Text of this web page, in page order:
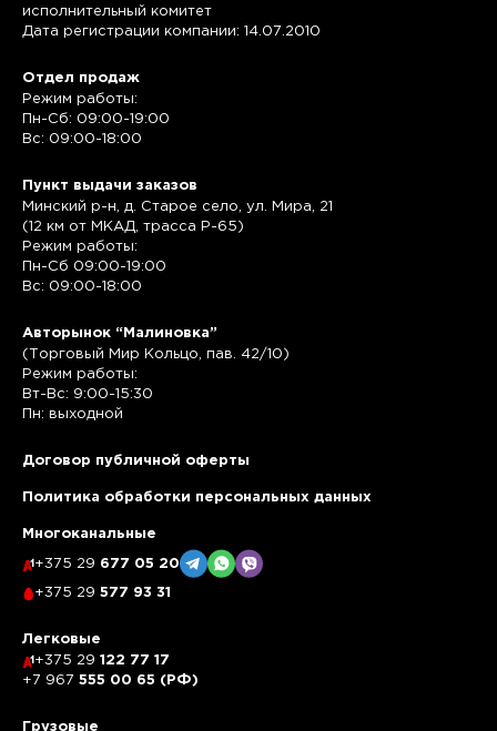
исполнительный комитет
Дата регистрации компании: 14.07.2010
Отдел продаж
Режим работы:
Пн-Сб: 09:00-19:00
Вс: 09:00-18:00
Пункт выдачи заказов
Минский р-н, д. Старое село, ул. Мира, 21
(12 км от МКАД, трасса P-65)
Режим работы:
Пн-Сб 09:00-19:00
Вс: 09:00-18:00
Авторынок “Малиновка”
(Торговый Мир Кольцо, пав. 42/10)
Режим работы:
Вт-Вс: 9:00-15:30
Пн: выходной
Договор публичной оферты
Политика обработки персональных данных
Многоканальные
+375 29 677 05 20
+375 29 577 93 31
Легковые
+375 29 122 77 17
+7 967 555 00 65 (РФ)
Грузовые